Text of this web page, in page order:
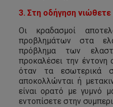
3. Στη οδήγηση
Οι κραδασμοί
προβλημάτων στα
πρόβλημα των
προκαλέσει την έντονη
όταν τα εσωτερικά
αποκολλώνται ή
είναι ορατό με γυμνό
εντοπίσετε στην